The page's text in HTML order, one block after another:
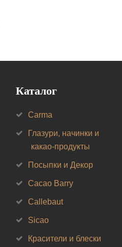
Каталог
Carma
Глазури, начинки и
какао-продукты
Посыпки и Декор
Cacao Barry
Callebaut
Sicao
Красители и блески